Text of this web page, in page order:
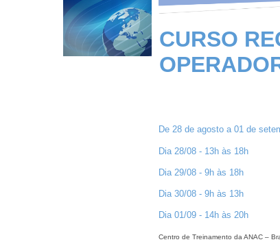
CURSO
De 28 de agosto a 01 de
Dia 28/08 - 13h às 18h
Dia 29/08 - 9h às 18h
Dia 30/08 - 9h às 13h
Dia 01/09 - 14h às 20h
Centro de Treinamento da ANAC –